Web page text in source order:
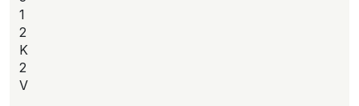
1
2
K
2
V